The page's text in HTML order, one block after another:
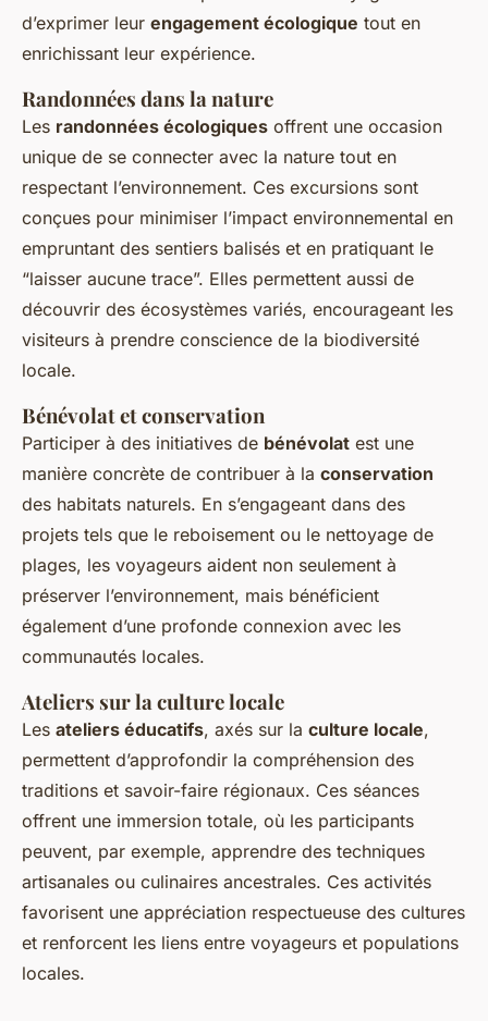
d’exprimer leur engagement écologique tout en
enrichissant leur expérience.
Randonnées dans la nature
Les randonnées écologiques offrent une occasion
unique de se connecter avec la nature tout en
respectant l’environnement. Ces excursions sont
conçues pour minimiser l’impact environnemental en
empruntant des sentiers balisés et en pratiquant le
“laisser aucune trace”. Elles permettent aussi de
découvrir des écosystèmes variés, encourageant les
visiteurs à prendre conscience de la biodiversité
locale.
Bénévolat et conservation
Participer à des initiatives de bénévolat est une
manière concrète de contribuer à la conservation
des habitats naturels. En s’engageant dans des
projets tels que le reboisement ou le nettoyage de
plages, les voyageurs aident non seulement à
préserver l’environnement, mais bénéficient
également d’une profonde connexion avec les
communautés locales.
Ateliers sur la culture locale
Les ateliers éducatifs, axés sur la culture locale,
permettent d’approfondir la compréhension des
traditions et savoir-faire régionaux. Ces séances
offrent une immersion totale, où les participants
peuvent, par exemple, apprendre des techniques
artisanales ou culinaires ancestrales. Ces activités
favorisent une appréciation respectueuse des cultures
et renforcent les liens entre voyageurs et populations
locales.